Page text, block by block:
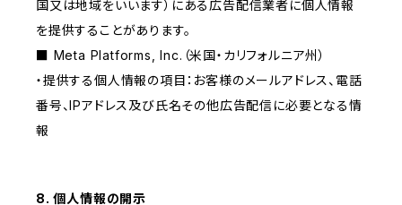
国又は地域をいいます）にある広告配信業者に個人情報
を提供することがあります。
■ Meta Platforms, Inc.（米国・カリフォルニア州）
・提供する個人情報の項目：お客様のメールアドレス、電話
番号、IPアドレス及び氏名その他広告配信に必要となる情
報
8. 個人情報の開示